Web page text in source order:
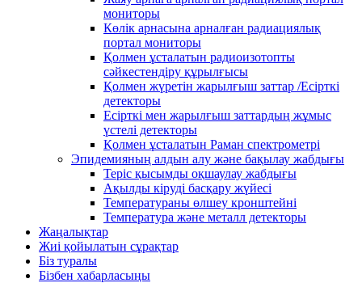
мониторы
Көлік арнасына арналған радиациялық
портал мониторы
Қолмен ұсталатын радиоизотопты
сәйкестендіру құрылғысы
Қолмен жүретін жарылғыш заттар /Есірткі
детекторы
Есірткі мен жарылғыш заттардың жұмыс
үстелі детекторы
Қолмен ұсталатын Раман спектрометрі
Эпидемияның алдын алу және бақылау жабдығы
Теріс қысымды оқшаулау жабдығы
Ақылды кіруді басқару жүйесі
Температураны өлшеу кронштейні
Температура және металл детекторы
Жаңалықтар
Жиі қойылатын сұрақтар
Біз туралы
Бізбен хабарласыңы